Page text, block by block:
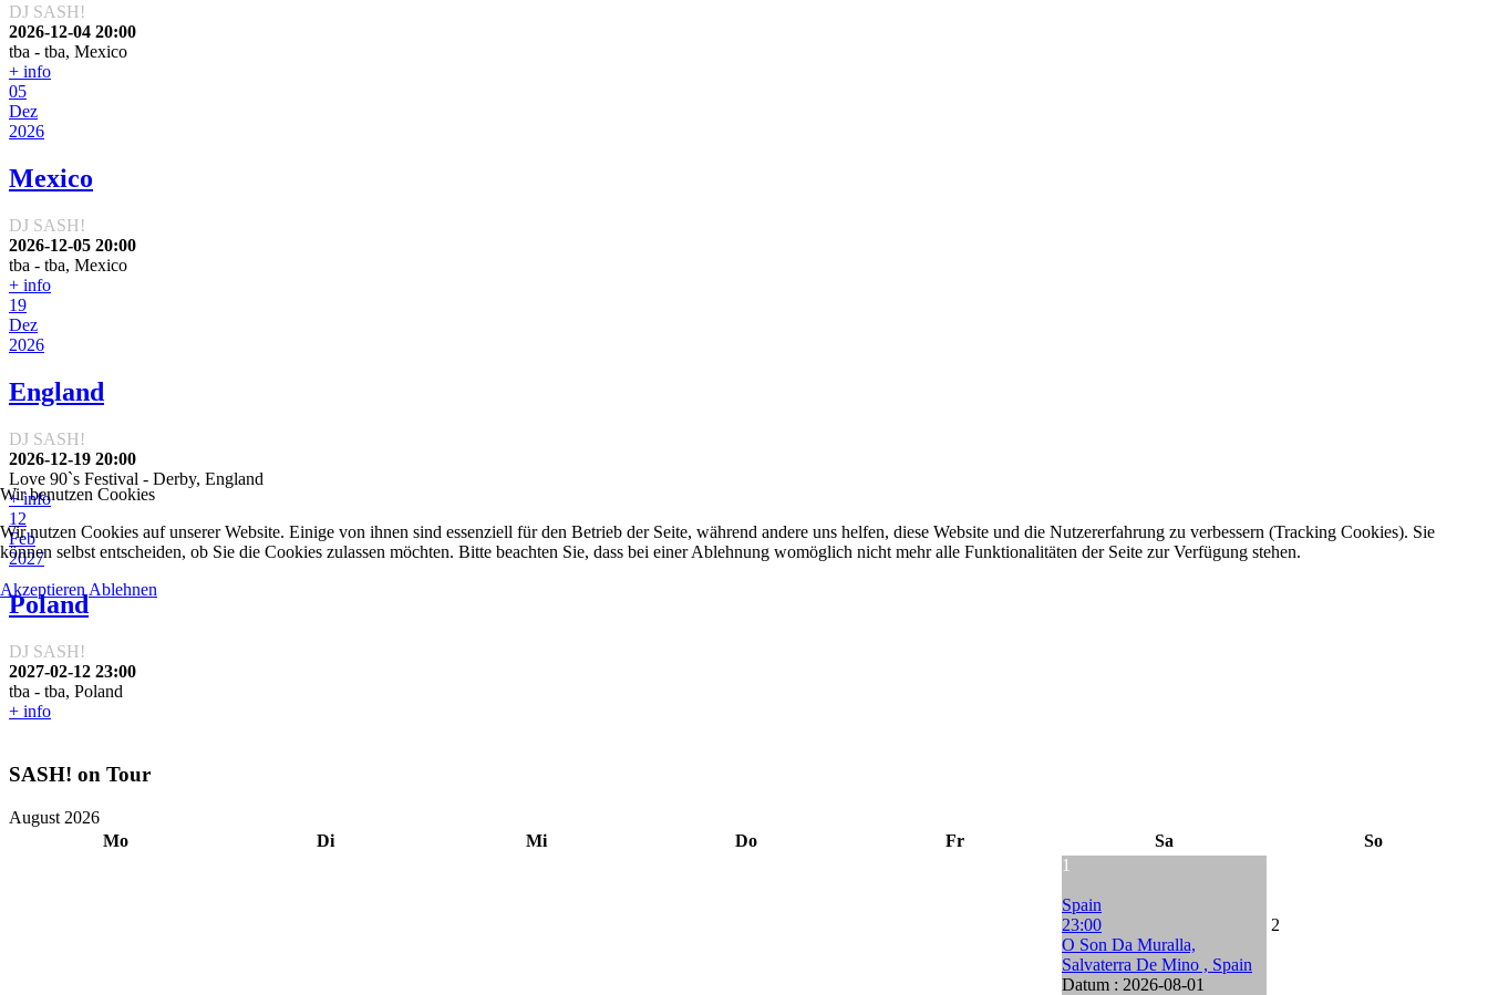
DJ SASH!
2026-12-04 20:00
tba - tba, Mexico
+ info
05
Dez
2026
Mexico
DJ SASH!
2026-12-05 20:00
tba - tba, Mexico
+ info
19
Dez
2026
England
DJ SASH!
2026-12-19 20:00
Love 90`s Festival - Derby, England
+ info
12
Feb
2027
Poland
DJ SASH!
2027-02-12 23:00
tba - tba, Poland
+ info
SASH! on Tour
August 2026
Mo
Di Mi Do Fr Sa
So
1
Spain
23:00
O Son Da Muralla,
Salvaterra De Mino , Spain
Datum : 2026-08-01
2
Wir benutzen Cookies
Wir nutzen Cookies auf unserer Website. Einige von ihnen sind essenziell für den Betrieb der Seite, während andere uns helfen, diese Website und die Nutzererfahrung zu verbessern (Tracking Cookies). Sie
können selbst entscheiden, ob Sie die Cookies zulassen möchten. Bitte beachten Sie, dass bei einer Ablehnung womöglich nicht mehr alle Funktionalitäten der Seite zur Verfügung stehen.
Akzeptieren Ablehnen